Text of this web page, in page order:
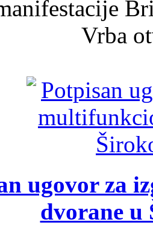
Vrba
ugovor za
dvorane u